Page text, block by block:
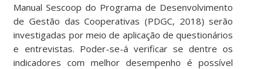
Manual Sescoop do Programa de Desenvolvimento
de Gestão das Cooperativas (PDGC, 2018) serão
investigadas por meio de aplicação de questionários
e entrevistas. Poder-se-á verificar se dentre os
indicadores com melhor desempenho é possível